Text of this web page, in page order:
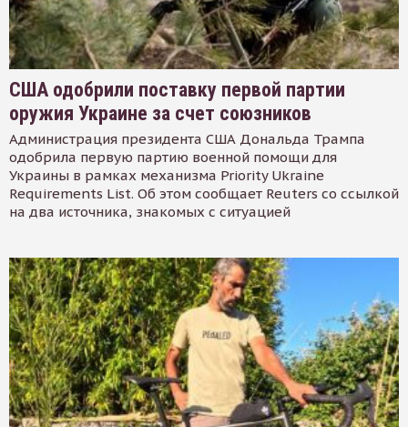
США одобрили поставку первой партии
оружия Украине за счет союзников
Администрация президента США Дональда Трампа
одобрила первую партию военной помощи для
Украины в рамках механизма Priority Ukraine
Requirements List. Об этом сообщает Reuters со ссылкой
на два источника, знакомых с ситуацией